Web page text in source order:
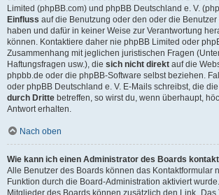
Limited (phpBB.com) und phpBB Deutschland e. V.
Einfluss auf die Benutzung oder den oder die Benutzer
haben und dafür in keiner Weise zur Verantwortung
können. Kontaktiere daher nie phpBB Limited oder
Zusammenhang mit jeglichen juristischen Fragen
Haftungsfragen usw.), die sich nicht direkt auf die
phpbb.de oder die phpBB-Software selbst beziehen.
oder phpBB Deutschland e. V. E-Mails schreibst, die die
durch Dritte betreffen, so wirst du, wenn überhaupt,
Antwort erhalten.
Nach oben
Wie kann ich einen Administrator des Boards
Alle Benutzer des Boards können das Kontaktformular
Funktion durch die Board-Administration aktiviert wurde.
Mitglieder des Boards können zusätzlich den Link „Das